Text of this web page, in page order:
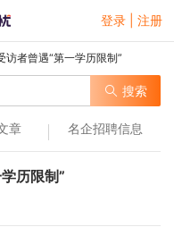
登录 | 注册
访者曾遇“第一学历限制”
搜索
章 名企招聘信息
历限制”